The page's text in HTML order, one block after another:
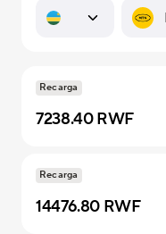
Recarga
7238.40 RWF
Recarga
14476.80 RWF